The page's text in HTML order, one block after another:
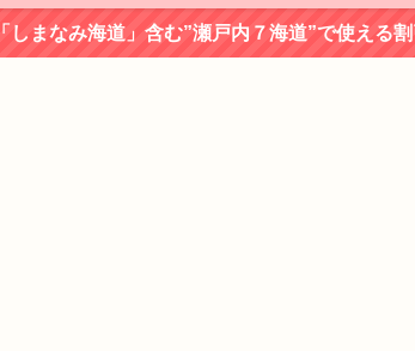
「しまなみ海道」含む”瀬戸内７海道”で使える